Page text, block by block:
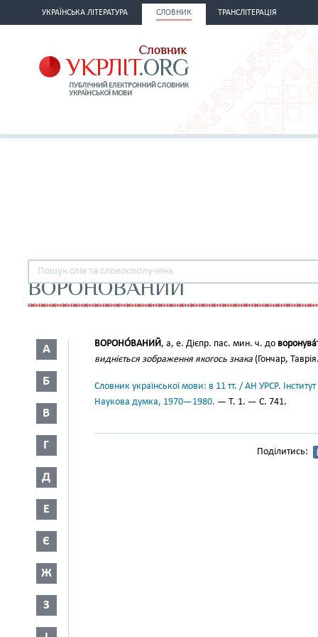
УКРАЇНСЬКА ЛІТЕРАТУРА СЛОВНИК ТРАНСЛІТЕРАЦІЯ
ВОРОНОВАНИЙ
А
Б
В
Г
Д
Е
Є
Ж
З
ВОРОНО́ВАНИЙ, а, е. Дієпр. пас. мин. ч. до
видніється зображення якогось знака (Гончар,
Словник української мови: в 11 тт. / АН УРСР.
Наукова думка, 1970—1980. — Т. 1. — С. 741.
Поділитись: